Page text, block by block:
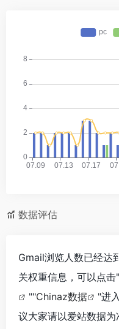
数据评估
Gmail浏览人数已经达
关权重信息，可以点击"
""Chinaz数据
"进
议大家请以爱站数据为